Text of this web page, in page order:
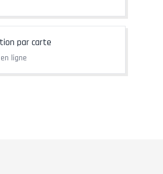
par carte
ligne